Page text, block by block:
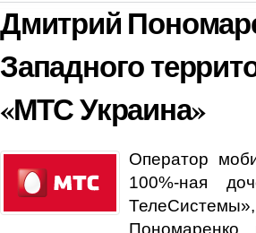
Дмитрий
Западного
«МТС Украина»
Оператор
100%-ная
Пономаренко